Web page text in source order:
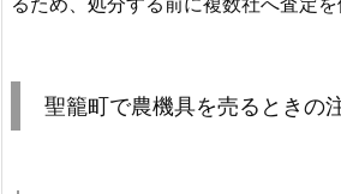
聖籠町で農機具を売るときの